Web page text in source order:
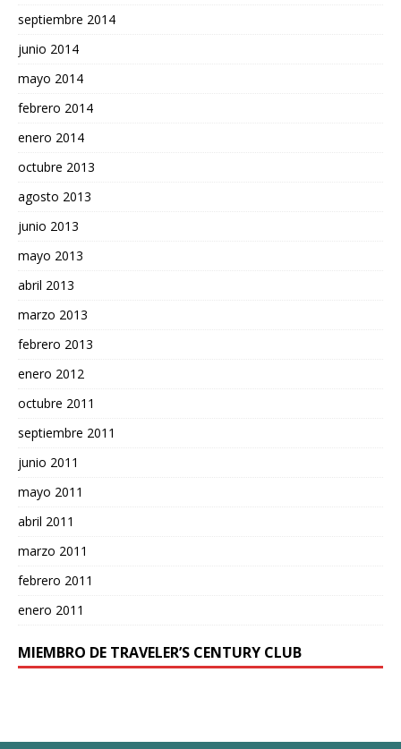
septiembre 2014
junio 2014
mayo 2014
febrero 2014
enero 2014
octubre 2013
agosto 2013
junio 2013
mayo 2013
abril 2013
marzo 2013
febrero 2013
enero 2012
octubre 2011
septiembre 2011
junio 2011
mayo 2011
abril 2011
marzo 2011
febrero 2011
enero 2011
MIEMBRO DE TRAVELER’S CENTURY CLUB